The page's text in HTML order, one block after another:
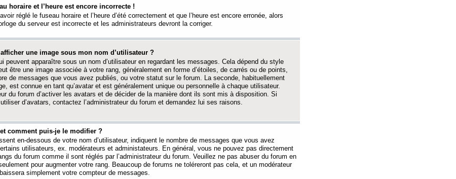
horaire et l’heure est encore incorrecte !
réglé le fuseau horaire et l’heure d’été correctement et que l’heure est encore erronée, alors
du serveur est incorrecte et les administrateurs devront la corriger.
une image sous mon nom d’utilisateur ?
peuvent apparaître sous un nom d’utilisateur en regardant les messages. Cela dépend du style
être une image associée à votre rang, généralement en forme d’étoiles, de carrés ou de points,
de messages que vous avez publiés, ou votre statut sur le forum. La seconde, habituellement
est connue en tant qu’avatar et est généralement unique ou personnelle à chaque utilisateur.
du forum d’activer les avatars et de décider de la manière dont ils sont mis à disposition. Si
d’avatars, contactez l’administrateur du forum et demandez lui ses raisons.
comment puis-je le modifier ?
en-dessous de votre nom d’utilisateur, indiquent le nombre de messages que vous avez
utilisateurs, ex. modérateurs et administateurs. En général, vous ne pouvez pas directement
du forum comme il sont réglés par l’administrateur du forum. Veuillez ne pas abuser du forum en
pour augmenter votre rang. Beaucoup de forums ne toléreront pas cela, et un modérateur
simplement votre compteur de messages.